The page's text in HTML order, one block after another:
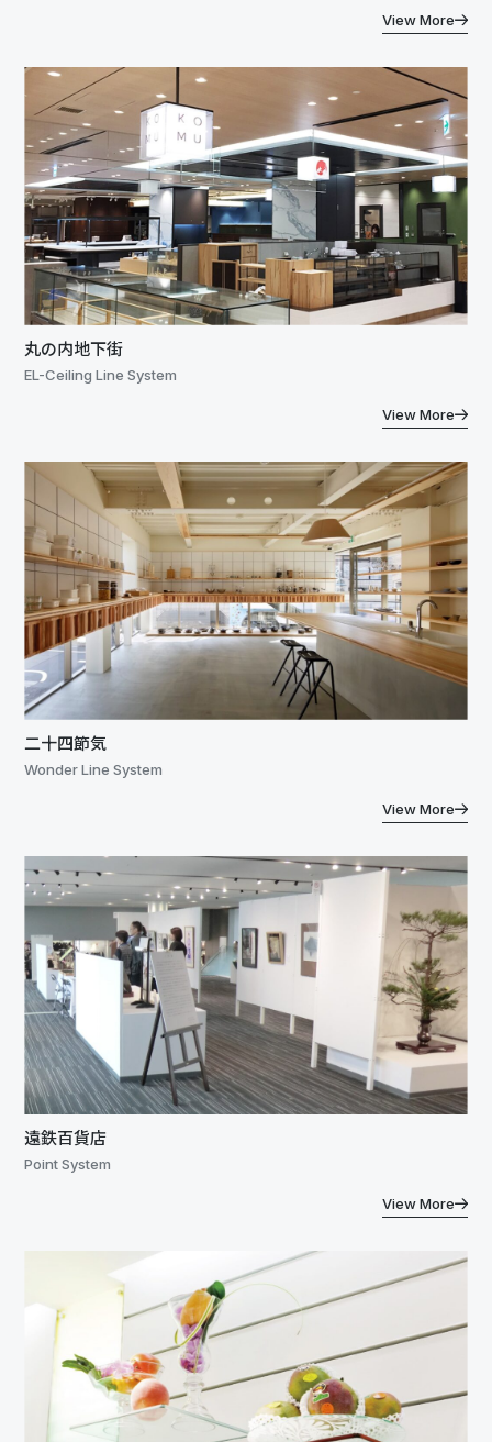
View More
丸の内地下街
EL-Ceiling Line System
View More
二十四節気
Wonder Line System
View More
遠鉄百貨店
Point System
View More